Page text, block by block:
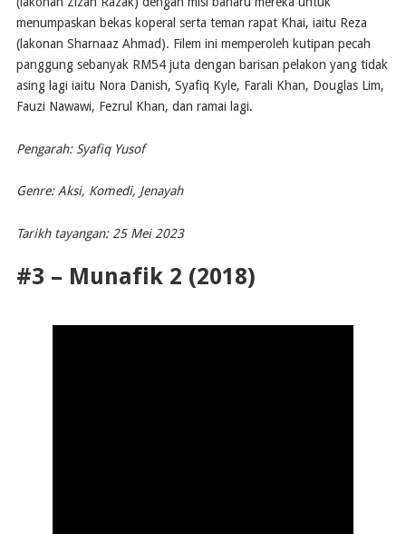
menumpaskan bekas koperal serta teman rapat Khai, iaitu Reza
(lakonan Sharnaaz Ahmad). Filem ini memperoleh kutipan pecah
panggung sebanyak RM54 juta dengan barisan pelakon yang tidak
asing lagi iaitu Nora Danish, Syafiq Kyle, Farali Khan, Douglas Lim,
Fauzi Nawawi, Fezrul Khan, dan ramai lagi.
Pengarah: Syafiq Yusof
Genre: Aksi, Komedi, Jenayah
Tarikh tayangan: 25 Mei 2023
#3 – Munafik 2 (2018)